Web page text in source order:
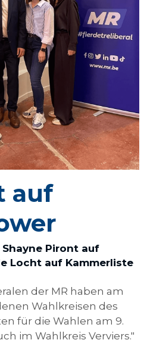
auf
Piront auf
Locht auf Kammerliste
der MR haben am
Wahlkreisen des
für die Wahlen am 9.
im Wahlkreis Verviers."